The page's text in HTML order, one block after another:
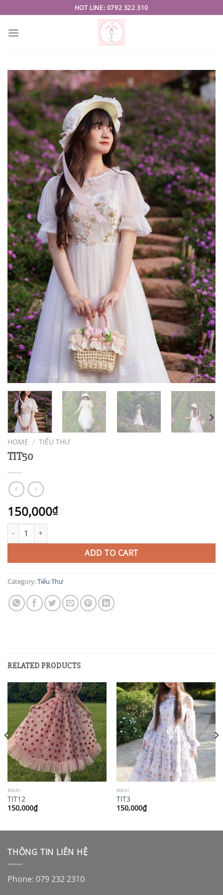
to
content
HOT LINE: 0792 322 310
HOME / TIỂU THƯ
TIT50
150,000₫
TIT50 quantity
ADD TO CART
Category:Tiểu Thư
RELATED PRODUCTS
MAXI
TIT12
150,000₫
MAXI
TIT3
150,000₫
THÔNG TIN LIÊN HỆ
Phone: 079 232 2310